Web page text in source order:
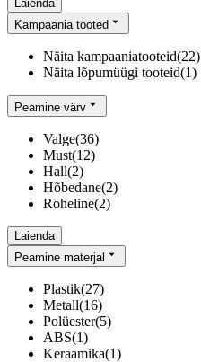
Laienda
Kampaania tooted
Näita kampaaniatooteid(22)
Näita lõpumüügi tooteid(1)
Peamine värv
Valge(36)
Must(12)
Hall(2)
Hõbedane(2)
Roheline(2)
Laienda
Peamine materjal
Plastik(27)
Metall(16)
Polüester(5)
ABS(1)
Keraamika(1)